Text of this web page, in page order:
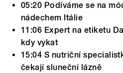
05:20 Podíváme se na
nádechem Itálie
11:06 Expert na etiketu
kdy vykat
15:04 S nutriční
čekají sluneční lázně